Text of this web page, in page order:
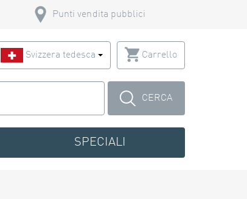
Punti vendita pubblici
Svizzera tedesca Carrello
CERCA
SPECIALI